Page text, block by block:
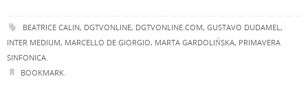
BEATRICE CALIN, DGTVONLINE, DGTVONLINE.COM, GUSTAVO DUDAMEL ,
INTER MEDIUM, MARCELLO DE GIORGIO, MARTA GARDOLIŃSKA, PRIMAVERA
SINFONICA
BOOKMARK.